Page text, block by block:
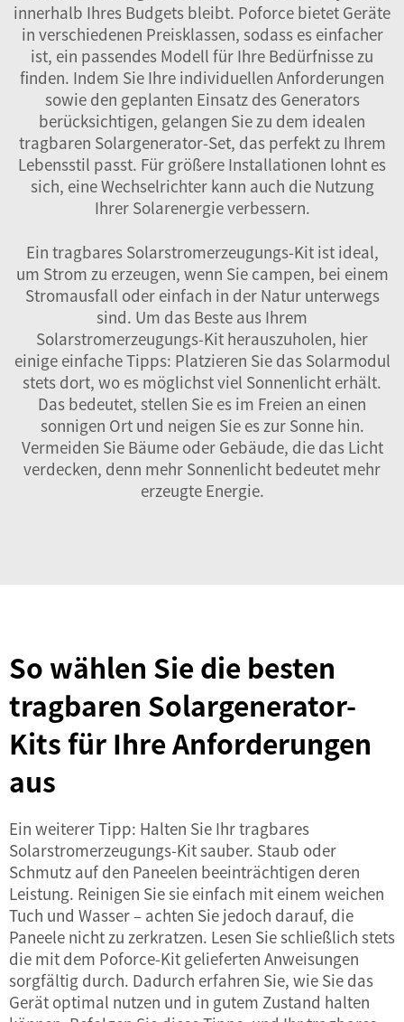
innerhalb Ihres Budgets bleibt. Poforce bietet Geräte
in verschiedenen Preisklassen, sodass es einfacher
ist, ein passendes Modell für Ihre Bedürfnisse zu
finden. Indem Sie Ihre individuellen Anforderungen
sowie den geplanten Einsatz des Generators
berücksichtigen, gelangen Sie zu dem idealen
tragbaren Solargenerator-Set, das perfekt zu Ihrem
Lebensstil passt. Für größere Installationen lohnt es
sich, eineWechselrichter kann auch die Nutzung
Ihrer Solarenergie verbessern.
Ein tragbares Solarstromerzeugungs-Kit ist ideal,
um Strom zu erzeugen, wenn Sie campen, bei einem
Stromausfall oder einfach in der Natur unterwegs
sind. Um das Beste aus Ihrem
Solarstromerzeugungs-Kit herauszuholen, hier
einige einfache Tipps: Platzieren Sie das Solarmodul
stets dort, wo es möglichst viel Sonnenlicht erhält.
Das bedeutet, stellen Sie es im Freien an einen
sonnigen Ort und neigen Sie es zur Sonne hin.
Vermeiden Sie Bäume oder Gebäude, die das Licht
verdecken, denn mehr Sonnenlicht bedeutet mehr
erzeugte Energie.
So wählen Sie die besten
tragbaren Solargenerator-
Kits für Ihre Anforderungen
aus
Ein weiterer Tipp: Halten Sie Ihr tragbares
Solarstromerzeugungs-Kit sauber. Staub oder
Schmutz auf den Paneelen beeinträchtigen deren
Leistung. Reinigen Sie sie einfach mit einem weichen
Tuch und Wasser – achten Sie jedoch darauf, die
Paneele nicht zu zerkratzen. Lesen Sie schließlich stets
die mit dem Poforce-Kit gelieferten Anweisungen
sorgfältig durch. Dadurch erfahren Sie, wie Sie das
Gerät optimal nutzen und in gutem Zustand halten